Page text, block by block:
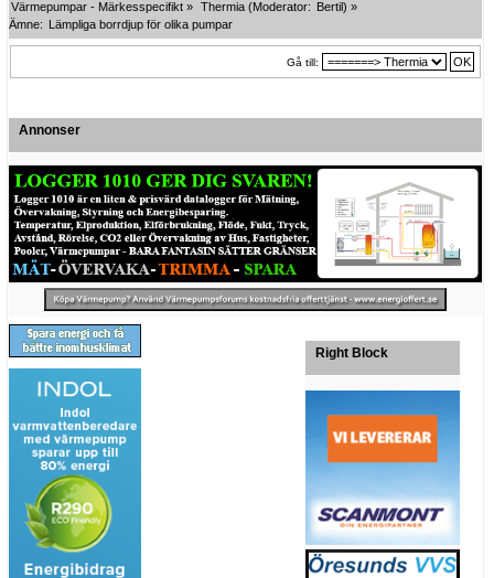
Värmepumpar - Märkesspecifikt » Thermia (Moderator: Bertil) »
Ämne: Lämpliga borrdjup för olika pumpar
Gå till:
Annonser
Right Block